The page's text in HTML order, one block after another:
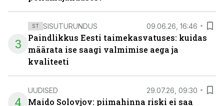
3
ST SISUTURUNDUS 09.06.26, 16:46
Paindlikkus Eesti taimekasvatuses: kuidas
määrata ise saagi valmimise aega ja
kvaliteeti
4
UUDISED 29.07.26, 09:30
Maido Solovjov: piimahinna riski ei saa